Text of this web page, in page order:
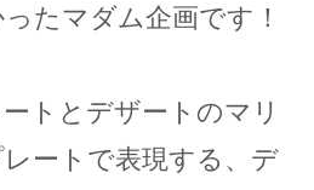
たマダム企画です！
トとデザートのマリ
ートで表現する、デ